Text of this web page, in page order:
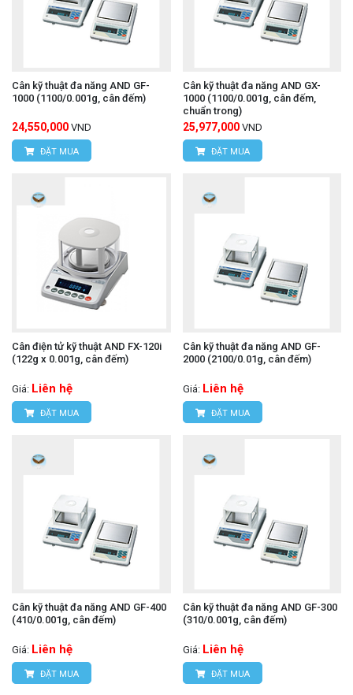
Cân kỹ thuật đa năng AND GF-
1000 (1100/0.001g, cân đếm)
24,550,000 VND
ĐẶT MUA
Cân kỹ thuật đa năng AND GX-
1000 (1100/0.001g, cân đếm,
chuẩn trong)
25,977,000 VND
ĐẶT MUA
Cân điện tử kỹ thuật AND FX-120i
(122g x 0.001g, cân đếm)
Giá: Liên hệ
ĐẶT MUA
Cân kỹ thuật đa năng AND GF-
2000 (2100/0.01g, cân đếm)
Giá: Liên hệ
ĐẶT MUA
Cân kỹ thuật đa năng AND GF-400
(410/0.001g, cân đếm)
Giá: Liên hệ
ĐẶT MUA
Cân kỹ thuật đa năng AND GF-300
(310/0.001g, cân đếm)
Giá: Liên hệ
ĐẶT MUA